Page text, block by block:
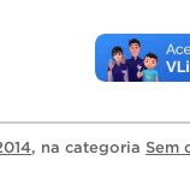
, na categoria Sem